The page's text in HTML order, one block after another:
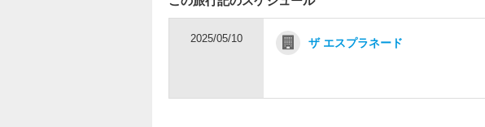
2025/05/10 ザ エスプラネード